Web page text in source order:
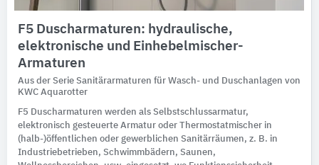
F5 Duscharmaturen: hydraulische,
elektronische und Einhebelmischer-
Armaturen
Aus der Serie Sanitärarmaturen für Wasch- und Duschanlagen von
KWC Aquarotter
F5 Duscharmaturen werden als Selbstschlussarmatur,
elektronisch gesteuerte Armatur oder Thermostatmischer in
(halb-)öffentlichen oder gewerblichen Sanitärräumen, z. B. in
Industriebetrieben, Schwimmbädern, Saunen,